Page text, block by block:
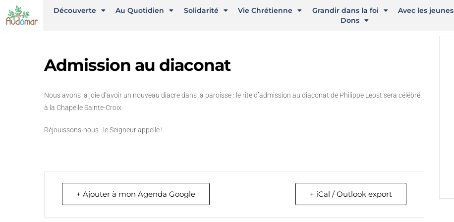
Découverte Au Quotidien Solidarité Vie Chrétienne Grandir dans la foi Avec les jeunes
Dons
Admission au diaconat
Nous avons la joie d’avoir un nouveau diacre dans la paroisse : le rite d’admission au diaconat de Philippe Leost sera célébré
à la Chapelle Sainte-Croix.
Réjouissons-nous : le Seigneur appelle !
+ Ajouter à mon Agenda Google + iCal / Outlook export